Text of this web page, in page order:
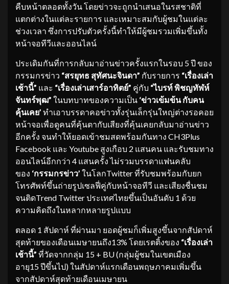
คืบหน้าตลอดทั้งวัน โดยข่าวจะถูกนำเสนอในรสชาติที่
แตกต่างในแต่ละรายการ และเหมาะสมกับผู้ชมในแต่ละ
ช่วงเวลา ซึ่งการปรับตัวครั้งนี้ทำให้มีผู้ชมรวมเพิ่มขึ้นทั้ง
หน้าจอทีวีและออนไลน์
ประเดิมกันที่การกลับมาอ่านข่าวครั้งแรกในรอบ 5 ปี ของ
กรรมกรข่าว “สรยุทธ สุทัศนะจินดา” กับรายการ “เรื่องเล่า
เช้านี้” และ “เรื่องเล่าเสาร์อาทิตย์” คู่กับ “ไบรทพิชญทัฬห์
จันทร์พุฒ” ในบทบาทของความเป็น ‘ข่าวเข้มข้น กับคน
คุ้นเคย’ ทำเอาบรรดาคอข่าวทั้งรุ่นเล็กรุ่นใหญ่ต่างรอคอย
หน้าจอเพื่อดูคนที่คุ้นตากับเสียงที่คุ้นเคยกลับมาอ่านข่าว
อีกครั้ง จนทำให้ยอดเข้าชมสดพร้อมกันทาง CH3Plus
Facebook และ Youtube สูงเกือบ 2 แสนคน และรับชมทาง
ออนไลน์อีกกว่า 4 แสนครั้ง ไม่รวมบรรดาแฟนคลับ
ของ ‘กรรมกรข่าว’ ในโลกTwitter ที่รับชมพร้อมกับยก
โทรศัพท์ขึ้นถ่ายรูปเซลฟี่คู่กับหน้าจอทีวี และเสียงชื่นชม
จนติดTrend Twitter ประเทศไทยขึ้นเป็นอันดับ 1 ด้วย
ความคิดถึงในหลากหลายรูปแบบ
ตลอด 1 สัปดาห์ ที่ผ่านมา ยอดผู้ชมก็เพิ่มสูงขึ้นจากสัปดาห์
สุดท้ายของเดือนเมษายนถึง13% โดยเรตติ้งของ “เรื่องเล่า
เช้านี้” ที่วัดจากกลุ่ม 15 + BU (กลุ่มผู้ชมในเขตเมือง
อายุ15 ปีขึ้นไป) ในสัปดาห์แรกเดือนพฤษภาคมเพิ่มขึ้น
จากสัปดาห์สุดท้ายเดือนเมษายน